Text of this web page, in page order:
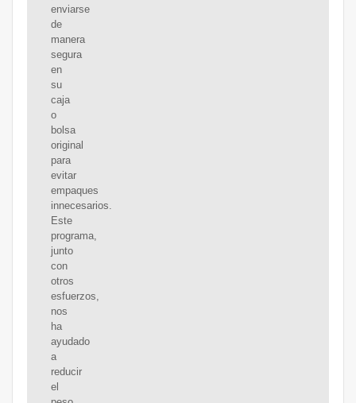
enviarse
de
manera
segura
en
su
caja
o
bolsa
original
para
evitar
empaques
innecesarios.
Este
programa,
junto
con
otros
esfuerzos,
nos
ha
ayudado
a
reducir
el